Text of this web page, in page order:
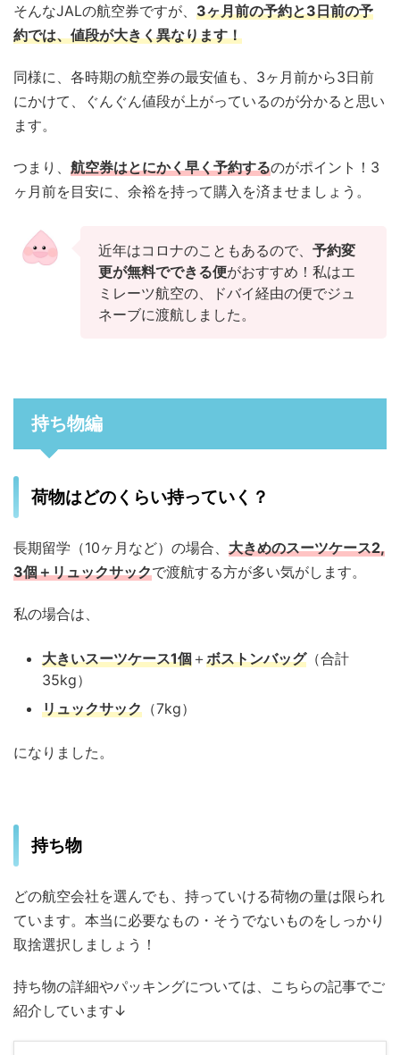
そんなJALの航空券ですが、 3ヶ月前の予約と3日前の予
約では、値段が大きく異なります！
同様に、各時期の航空券の最安値も、3ヶ月前から3日前
にかけて、ぐんぐん値段が上がっているのが分かると思い
ます。
つまり、 航空券はとにかく早く予約するのがポイント！3
ヶ月前を目安に、余裕を持って購入を済ませましょう。
近年はコロナのこともあるので、 予約変
更が無料でできる便がおすすめ！私はエ
ミレーツ航空の、ドバイ経由の便でジュ
ネーブに渡航しました。
持ち物編
荷物はどのくらい持っていく？
長期留学（10ヶ月など）の場合、 大きめのスーツケース2,
3個＋リュックサックで渡航する方が多い気がします。
私の場合は、
大きいスーツケース1個 ＋ボストンバッグ（合計
35kg）
リュックサック （7kg）
になりました。
持ち物
どの航空会社を選んでも、持っていける荷物の量は限られ
ています。本当に必要なもの・そうでないものをしっかり
取捨選択しましょう！
持ち物の詳細やパッキングについては、こちらの記事でご
紹介しています↓